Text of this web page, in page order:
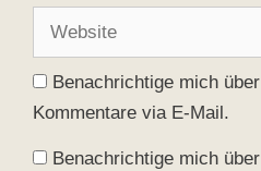
Adresse
Benachrichtige mich
Kommentare via E-Mail.
Benachrichtige mich